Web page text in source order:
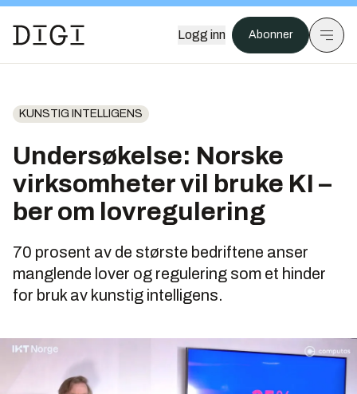
Logg inn Abonner
KUNSTIG INTELLIGENS
Undersøkelse: Norske
virksomheter vil bruke KI –
ber om lovregulering
70 prosent av de største bedriftene anser
manglende lover og regulering som et hinder
for bruk av kunstig intelligens.